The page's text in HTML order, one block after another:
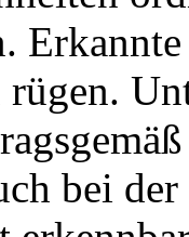
bei